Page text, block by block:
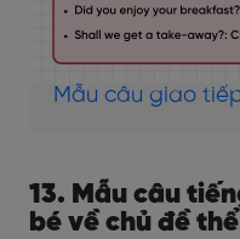
Mẫu câu giao
13. Mẫu câu
bé về chủ đề